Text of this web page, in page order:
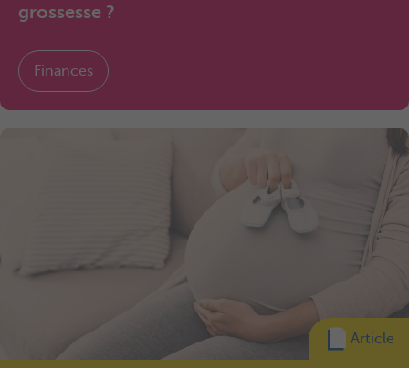
grossesse ?
Finances
Article